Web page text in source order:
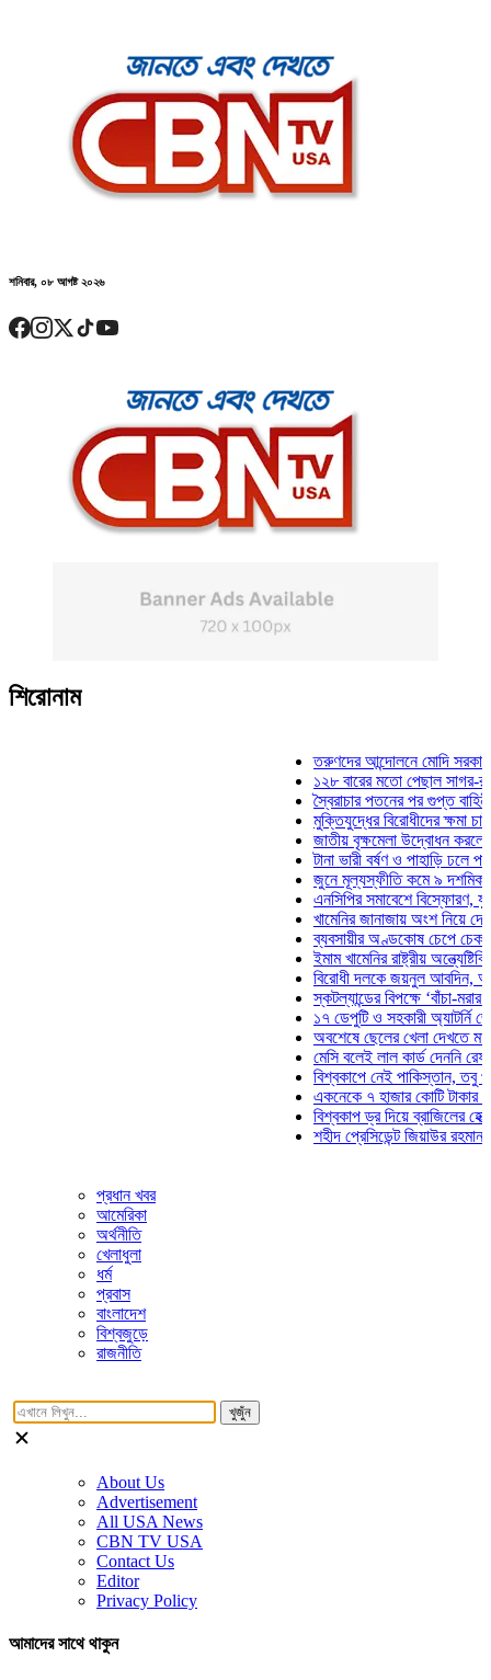
শনিবার, ০৮ আগষ্ট ২০২৬
শিরোনাম
তরুণদের আন্দোলনে মোদি সরকার দুর্বল
১২৮ বারের মতো পেছাল সাগর-রুনি
স্বৈরাচার পতনের পর গুপ্ত বাহিনীর
মুক্তিযুদ্ধের বিরোধীদের ক্ষমা চাইতে
জাতীয় বৃক্ষমেলা উদ্বোধন করলেন
টানা ভারী বর্ষণ ও পাহাড়ি ঢলে পানিবন্দি
জুনে মূল্যস্ফীতি কমে ৯ দশমিক ১৬
এনসিপির সমাবেশে বিস্ফোরণ,
খামেনির জানাজায় অংশ নিয়ে দেশে
ব্যবসায়ীর অণ্ডকোষ চেপে চেক-
ইমাম খামেনির রাষ্ট্রীয়
বিরোধী দলকে জয়নুল আবদিন, আপনারা
স্কটল্যান্ডের বিপক্ষে ‘বাঁচা-মরার
১৭ ডেপুটি ও সহকারী অ্যাটর্নি
অবশেষে ছেলের খেলা দেখতে মাঠে
মেসি বলেই লাল কার্ড দেননি রেফারি!
বিশ্বকাপে নেই পাকিস্তান, তবু
একনেকে ৭ হাজার কোটি টাকার ৫
বিশ্বকাপ ড্র দিয়ে ব্রাজিলের হেক্সা
শহীদ প্রেসিডেন্ট জিয়াউর রহমান
প্রধান খবর
আমেরিকা
অর্থনীতি
খেলাধুলা
ধর্ম
প্রবাস
বাংলাদেশ
বিশ্বজুড়ে
রাজনীতি
খুজুঁন
About Us
Advertisement
All USA News
CBN TV USA
Contact Us
Editor
Privacy Policy
আমাদের সাথে থাকুন